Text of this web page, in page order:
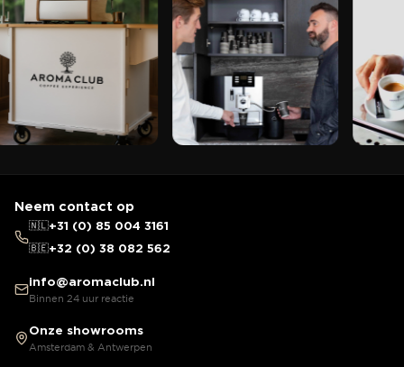
Neem contact op
🇳🇱+31 (0) 85 004 3161
🇧🇪+32 (0) 38 082 562
info@aromaclub.nl
Binnen 24 uur reactie
Onze showrooms
Amsterdam & Antwerpen